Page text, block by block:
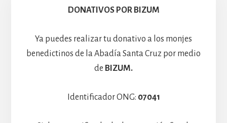
Hospedería
DONATIVOS POR BIZUM
Ya puedes realizar tu donativo a los monjes
benedictinos de la Abadía Santa Cruz por medio
de BIZUM.
Identificador ONG: 07041